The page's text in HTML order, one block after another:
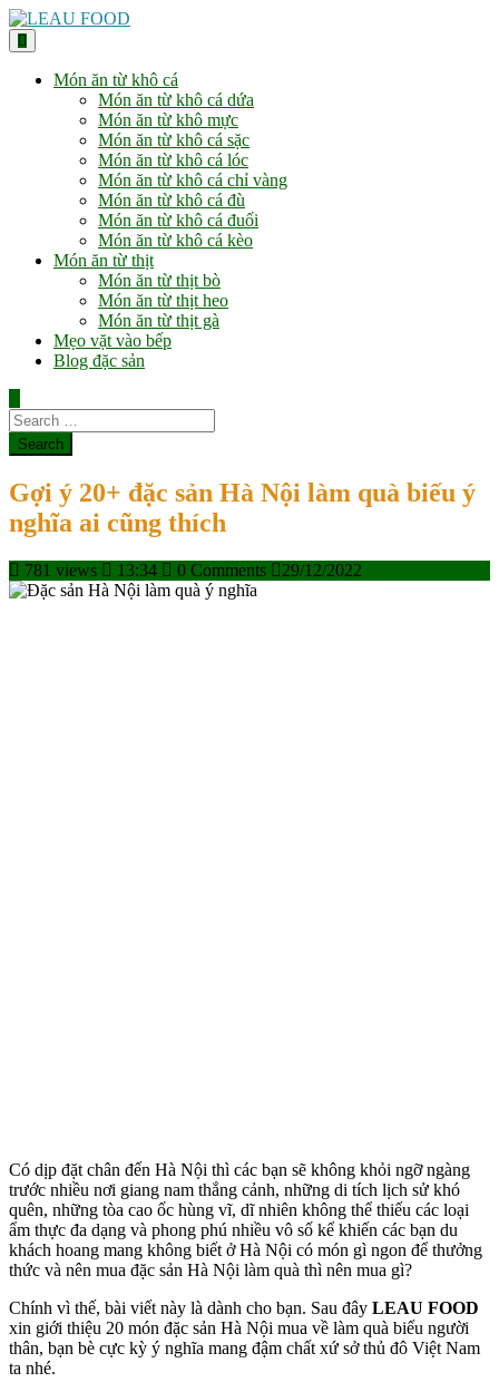
Skip
to
content
Món ăn từ khô cá
Món ăn từ khô cá dứa
Món ăn từ khô mực
Món ăn từ khô cá sặc
Món ăn từ khô cá lóc
Món ăn từ khô cá chỉ vàng
Món ăn từ khô cá đù
Món ăn từ khô cá đuối
Món ăn từ khô cá kèo
Món ăn từ thịt
Món ăn từ thịt bò
Món ăn từ thịt heo
Món ăn từ thịt gà
Mẹo vặt vào bếp
Blog đặc sản
Gợi ý 20+ đặc sản Hà Nội làm quà biếu ý
nghĩa ai cũng thích
781 views 13:34 0 Comments 29/12/2022
Có dịp đặt chân đến Hà Nội thì các bạn sẽ không khỏi ngỡ ngàng
trước nhiều nơi giang nam thắng cảnh, những di tích lịch sử khó
quên, những tòa cao ốc hùng vĩ, dĩ nhiên không thể thiếu các loại
ẩm thực đa dạng và phong phú nhiều vô số kể khiến các bạn du
khách hoang mang không biết ở Hà Nội có món gì ngon để thưởng
thức và nên mua đặc sản Hà Nội làm quà thì nên mua gì?
Chính vì thế, bài viết này là dành cho bạn. Sau đây LEAU FOOD
xin giới thiệu 20 món đặc sản Hà Nội mua về làm quà biếu người
thân, bạn bè cực kỳ ý nghĩa mang đậm chất xứ sở thủ đô Việt Nam
ta nhé.